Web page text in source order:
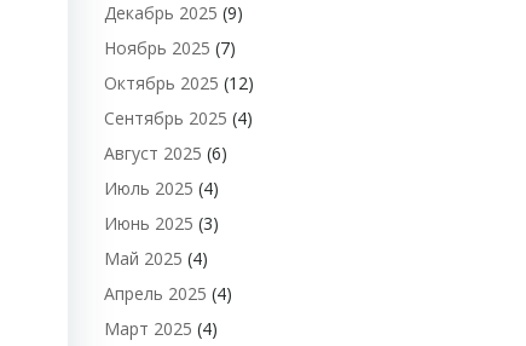
Декабрь 2025 (9)
Ноябрь 2025 (7)
Октябрь 2025 (12)
Сентябрь 2025 (4)
Август 2025 (6)
Июль 2025 (4)
Июнь 2025 (3)
Май 2025 (4)
Апрель 2025 (4)
Март 2025 (4)